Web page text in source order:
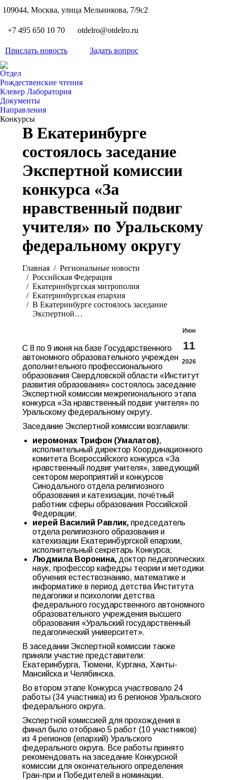
109044, Москва, улица Мельникова, 7/9с2
+7 495 650 10 70 otdelro@otdelro.ru
Прислать новость Задать вопрос
Отдел
Рождественские чтения
Клевер Лаборатория
Документы
Направления
Конкурсы
В Екатеринбурге
состоялось заседание
Экспертной комиссии
конкурса «За
нравственный подвиг
учителя» по Уральскому
федеральному округу
Главная
Pегиональные новости
Российская Федерация
Екатеринбургская митрополия
Екатеринбургская епархия
В Екатеринбурге состоялось заседание
Экспертной…
Июн
11
2026
С 8 по 9 июня на базе Государственного
автономного образовательного учреждения
дополнительного профессионального
образования Свердловской области «Институт
развития образования» состоялось заседание
Экспертной комиссии межрегионального этапа
конкурса «За нравственный подвиг учителя» по
Уральскому федеральному округу.
Заседание Экспертной комиссии возглавили:
иеромонах Трифон (Умалатов),
исполнительный директор Координационного
комитета Всероссийского конкурса «За
нравственный подвиг учителя», заведующий
сектором мероприятий и конкурсов
Синодального отдела религиозного
образования и катехизации, почётный
работник сферы образования Российской
Федерации;
иерей Василий Равлик, председатель
отдела религиозного образования и
катехизации Екатеринбургской епархии,
исполнительный секретарь Конкурса;
Людмила Воронина, доктор педагогических
наук, профессор кафедры теории и методики
обучения естествознанию, математике и
информатике в период детства Института
педагогики и психологии детства
федерального государственного автономного
образовательного учреждения высшего
образования «Уральский государственный
педагогический университет».
В заседании Экспертной комиссии также
приняли участие представители:
Екатеринбурга, Тюмени, Кургана, Ханты-
Мансийска и Челябинска.
Во втором этапе Конкурса участвовало 24
работы (34 участника) из 6 регионов Уральского
федерального округа.
Экспертной комиссией для прохождения в
финал было отобрано 5 работ (10 участников)
из 4 регионов (епархий) Уральского
федерального округа. Все работы принято
рекомендовать на заседание Конкурсной
комиссии для окончательного определения
Гран-при и Победителей в номинации.